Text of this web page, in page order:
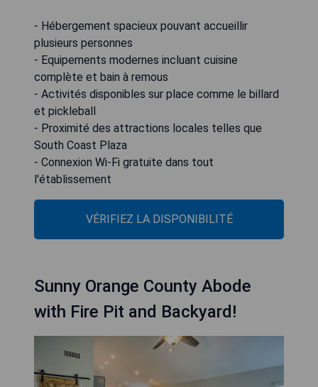
- Hébergement spacieux pouvant accueillir
plusieurs personnes
- Equipements modernes incluant cuisine
complète et bain à remous
- Activités disponibles sur place comme le billard
et pickleball
- Proximité des attractions locales telles que
South Coast Plaza
- Connexion Wi-Fi gratuite dans tout
l'établissement
VÉRIFIEZ LA DISPONIBILITÉ
Sunny Orange County Abode
with Fire Pit and Backyard!